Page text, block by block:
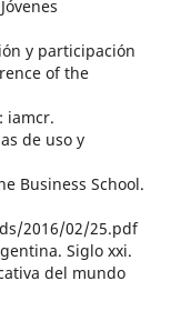
y participación
of the
iamcr.
de uso y
Business School.
2016/02/25.pdf
Siglo xxi.
del mundo